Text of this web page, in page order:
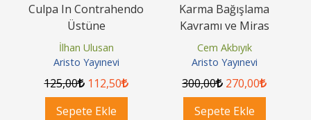
Culpa In Contrahendo
Üstüne
İlhan Ulusan
Aristo Yayınevi
125,00 112,50
Sepete Ekle
Karma Bağışlama
Kavramı ve Miras
Hukukundaki Yeri
Cem Akbıyık
Aristo Yayınevi
300,00 270,00
Sepete Ekle